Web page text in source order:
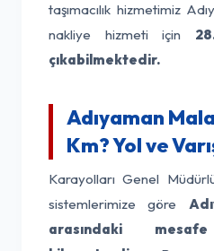
taşımacılık hizmetimiz
nakliye hizmeti için
çıkabilmektedir.
Adıyaman
Km? Yol ve
Karayolları Genel
sistemlerimize göre
arasındaki